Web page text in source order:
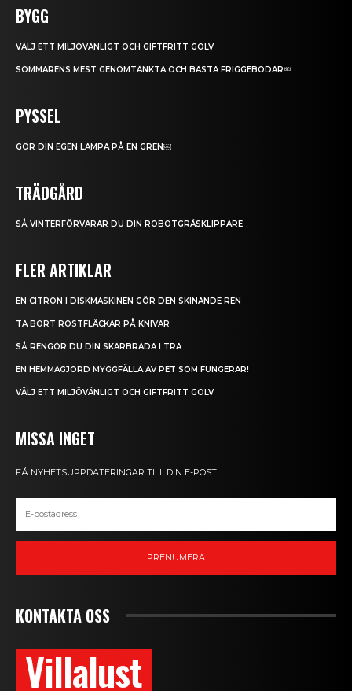
BYGG
VÄLJ ETT MILJÖVÄNLIGT OCH GIFTFRITT GOLV
SOMMARENS MEST GENOMTÄNKTA OCH BÄSTA FRIGGEBODAR￼
PYSSEL
GÖR DIN EGEN LAMPA PÅ EN GREN￼
TRÄDGÅRD
SÅ VINTERFÖRVARAR DU DIN ROBOTGRÄSKLIPPARE
FLER ARTIKLAR
EN CITRON I DISKMASKINEN GÖR DEN SKINANDE REN
TA BORT ROSTFLÄCKAR PÅ KNIVAR
SÅ RENGÖR DU DIN SKÄRBRÄDA I TRÄ
EN HEMMAGJORD MYGGFÄLLA AV PET SOM FUNGERAR!
VÄLJ ETT MILJÖVÄNLIGT OCH GIFTFRITT GOLV
MISSA INGET
FÅ NYHETSUPPDATERINGAR TILL DIN E-POST.
PRENUMERA
KONTAKTA OSS
Villalust